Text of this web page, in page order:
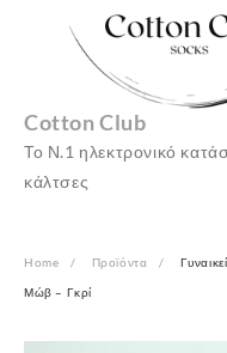
Cotton Club
Το Ν.1 ηλεκτρονικό
κάλτσες
Home Προϊόντα
Μώβ – Γκρί